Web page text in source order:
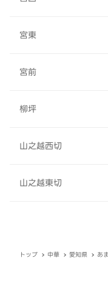
宮東
宮前
柳坪
山之越西切
山之越東切
トップ 中華 愛知県 あ